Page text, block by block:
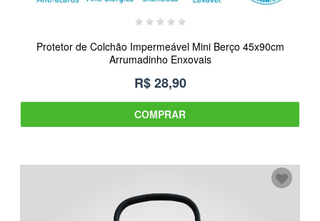
Protetor de Colchão Impermeável Mini Berço 45x90cm
Arrumadinho Enxovais
R$ 28,90
COMPRAR